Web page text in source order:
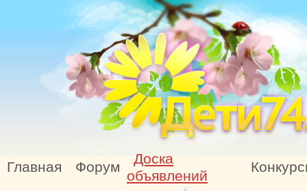
Главная Форум
Доска
объявлений